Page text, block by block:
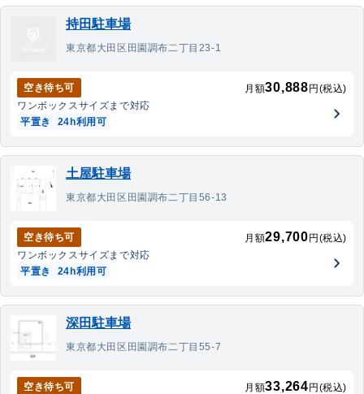
持田駐車場
東京都大田区田園調布二丁目23-1
空き待ち可 月額30,888 円(税込)
ワンボックスサイズまで対応
平置き
24h利用可
土屋駐車場
東京都大田区田園調布二丁目56-13
空き待ち可 月額29,700 円(税込)
ワンボックスサイズまで対応
平置き
24h利用可
深田駐車場
東京都大田区田園調布二丁目55-7
空き待ち可 月額33,264 円(税込)